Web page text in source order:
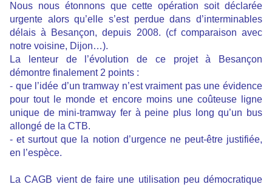
Nous nous étonnons que cette opération soit déclarée
urgente alors qu’elle s’est perdue dans d’interminables
délais à Besançon, depuis 2008. (cf comparaison avec
notre voisine, Dijon…).
La lenteur de l’évolution de ce projet à Besançon
démontre finalement 2 points :
- que l’idée d’un tramway n’est vraiment pas une évidence
pour tout le monde et encore moins une coûteuse ligne
unique de mini-tramway fer à peine plus long qu’un bus
allongé de la CTB.
- et surtout que la notion d’urgence ne peut-être justifiée,
en l’espèce.
La CAGB vient de faire une utilisation peu démocratique